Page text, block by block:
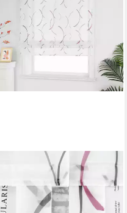
Raffrollo geometrische
Ästhetik, mit Schlaufen, runde
Klammern und Linienmuster,